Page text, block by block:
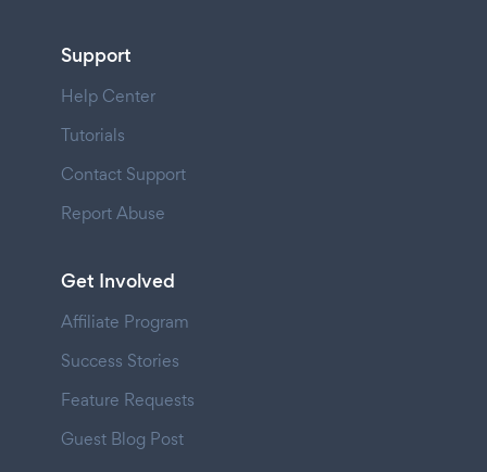
Support
Help Center
Tutorials
Contact Support
Report Abuse
Get Involved
Affiliate Program
Success Stories
Feature Requests
Guest Blog Post